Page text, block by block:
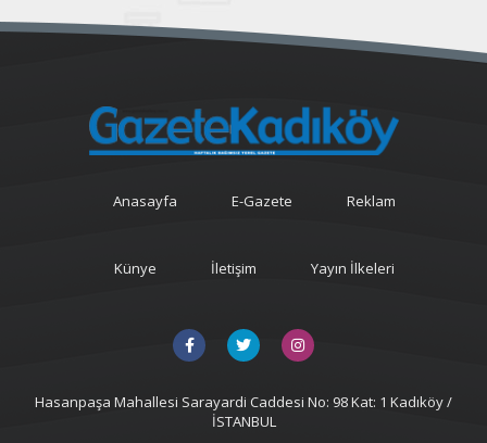
Anasayfa E-Gazete Reklam
Künye İletişim Yayın İlkeleri
Hasanpaşa Mahallesi Sarayardi Caddesi No: 98 Kat: 1 Kadıköy /
İSTANBUL